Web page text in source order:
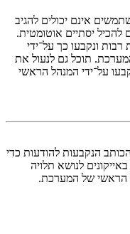
אינם יכולים להגיב
יסתיים אוטומטית.
רבות ונקבעו כך על־ידי
תוכל גם לנעול את
על־ידי המנהל הראשי
הנקבעות להודעות כדי
לנושא תלויה
הראשי של המערכת.